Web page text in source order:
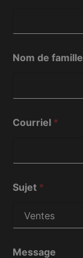
Nom de famille
e
a
e
f
i
l
Courriel *
Sujet *
Message